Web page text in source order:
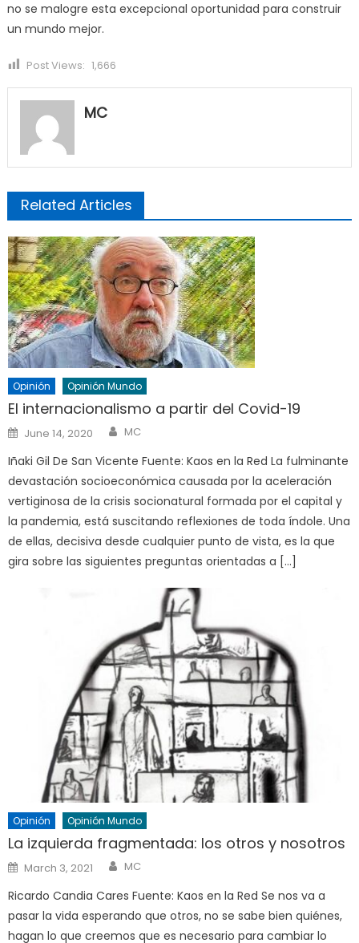
no se malogre esta excepcional oportunidad para construir
un mundo mejor.
Post Views: 1,666
MC
Related Articles
Opinión Opinión Mundo
El internacionalismo a partir del Covid-19
Posted
on
June 14, 2020 Author
MC
Iñaki Gil De San Vicente Fuente: Kaos en la Red La fulminante
devastación socioeconómica causada por la aceleración
vertiginosa de la crisis socionatural formada por el capital y
la pandemia, está suscitando reflexiones de toda índole. Una
de ellas, decisiva desde cualquier punto de vista, es la que
gira sobre las siguientes preguntas orientadas a […]
Opinión Opinión Mundo
La izquierda fragmentada: los otros y nosotros
Posted
on
March 3, 2021 Author
MC
Ricardo Candia Cares Fuente: Kaos en la Red Se nos va a
pasar la vida esperando que otros, no se sabe bien quiénes,
hagan lo que creemos que es necesario para cambiar lo